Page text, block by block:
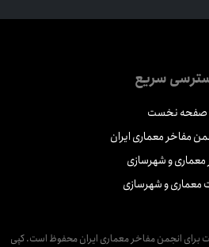
سریع
نخست
مفاخر معماری ایران
و شهرسازی
و شهرسازی
انجمن مفاخر معماری ایران محفوظ است. کپی